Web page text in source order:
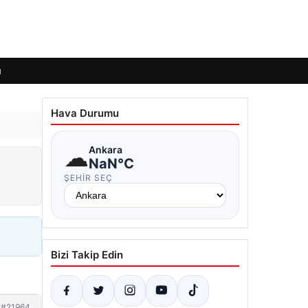
Hava Durumu
☁Ankara
NaN°C
ŞEHIR SEÇ
Bizi Takip Edin